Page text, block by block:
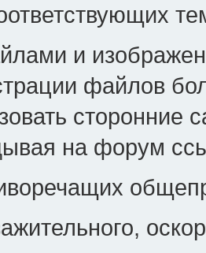
и
файлов
сторонние
на форум